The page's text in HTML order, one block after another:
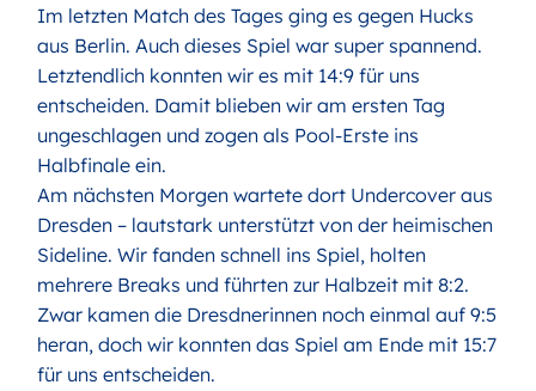
Im letzten Match des Tages ging es gegen Hucks
aus Berlin. Auch dieses Spiel war super spannend.
Letztendlich konnten wir es mit 14:9 für uns
entscheiden. Damit blieben wir am ersten Tag
ungeschlagen und zogen als Pool-Erste ins
Halbfinale ein.
Am nächsten Morgen wartete dort Undercover aus
Dresden – lautstark unterstützt von der heimischen
Sideline. Wir fanden schnell ins Spiel, holten
mehrere Breaks und führten zur Halbzeit mit 8:2.
Zwar kamen die Dresdnerinnen noch einmal auf 9:5
heran, doch wir konnten das Spiel am Ende mit 15:7
für uns entscheiden.